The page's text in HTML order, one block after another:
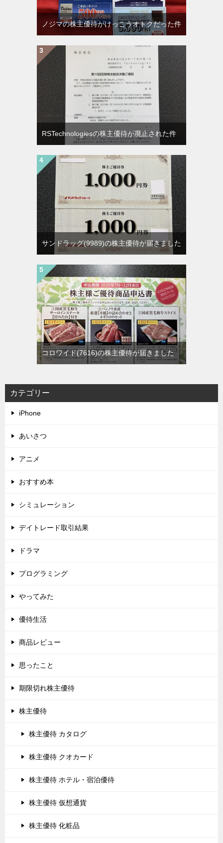
ノジマの株主優待がけっこうオトクだった件
RSTechnologiesの株主優待が廃止された件
サンドラッグ(9989)の株主優待が届きました
コロワイド(7616)の株主優待が届きました
カテゴリー
iPhone
あいさつ
アニメ
おすすめ本
シミュレーション
デイトレード取引結果
ドラマ
プログラミング
やってみた
優待生活
商品レビュー
思ったこと
期限切れ株主優待
株主優待
株主優待 カタログ
株主優待 クオカード
株主優待 ホテル・宿泊優待
株主優待 仮想通貨
株主優待 化粧品